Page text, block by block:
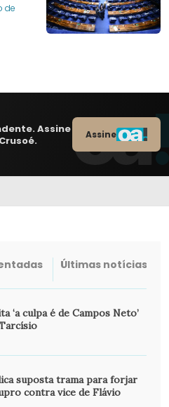
de
Assine
Assine
Últimas notícias
‘a culpa é de Campos Neto’
suposta trama para forjar
contra vice de Flávio